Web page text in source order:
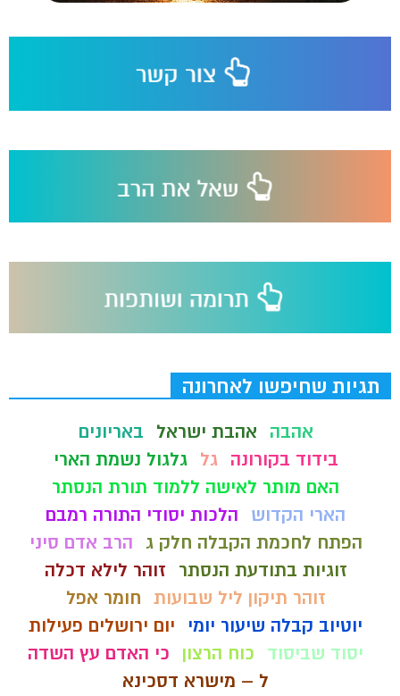
תגיות שחיפשו לאחרונה
אהבה אהבת ישראל
באריונים
בידוד בקורונה
גל
גלגול נשמת הארי
האם מותר לאישה ללמוד תורת הנסתר
הארי הקדוש
הלכות יסודי התורה רמבם
הפתח לחכמת הקבלה חלק ג
הרב אדם סיני
זוגיות בתודעת הנסתר
זוהר לילא דכלה
זוהר תיקון ליל שבועות חומר אפל
יוטיוב קבלה שיעור יומי
יום ירושלים פעילות
יסוד שביסוד
כוח הרצון
כי האדם עץ השדה
ל – מישרא דסכינא